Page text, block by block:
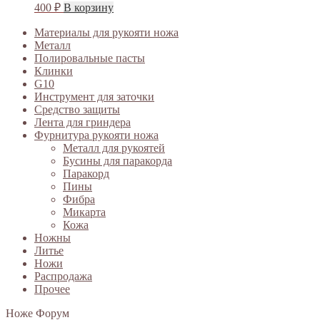
400 ₽ В корзину
Материалы для рукояти ножа
Металл
Полировальные пасты
Клинки
G10
Инструмент для заточки
Средство защиты
Лента для гриндера
Фурнитура рукояти ножа
Металл для рукоятей
Бусины для паракорда
Паракорд
Пины
Фибра
Микарта
Кожа
Ножны
Литье
Ножи
Распродажа
Прочее
Ноже Форум